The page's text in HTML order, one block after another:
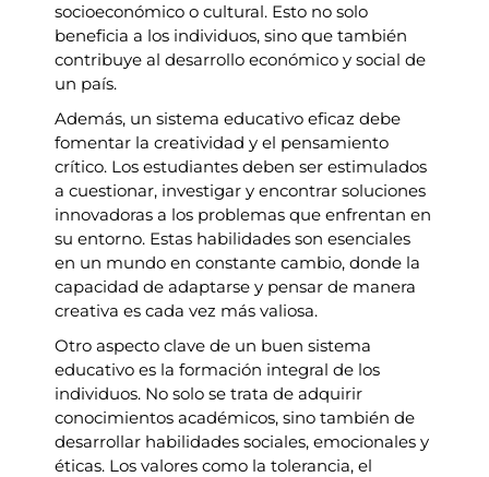
socioeconómico o cultural. Esto no solo
beneficia a los individuos, sino que también
contribuye al desarrollo económico y social de
un país.
Además, un sistema educativo eficaz debe
fomentar la creatividad y el pensamiento
crítico. Los estudiantes deben ser estimulados
a cuestionar, investigar y encontrar soluciones
innovadoras a los problemas que enfrentan en
su entorno. Estas habilidades son esenciales
en un mundo en constante cambio, donde la
capacidad de adaptarse y pensar de manera
creativa es cada vez más valiosa.
Otro aspecto clave de un buen sistema
educativo es la formación integral de los
individuos. No solo se trata de adquirir
conocimientos académicos, sino también de
desarrollar habilidades sociales, emocionales y
éticas. Los valores como la tolerancia, el